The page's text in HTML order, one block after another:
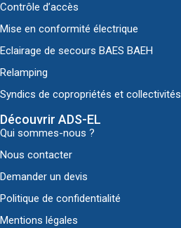
Contrôle d’accès
Mise en conformité électrique
Eclairage de secours BAES BAEH
Relamping
Syndics de copropriétés et collectivités
Découvrir ADS-EL
Qui sommes-nous ?
Nous contacter
Demander un devis
Politique de confidentialité
Mentions légales